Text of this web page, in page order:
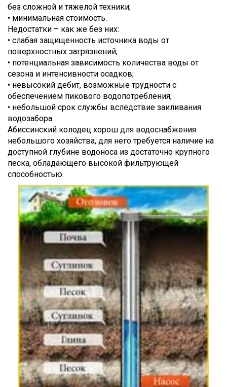
без сложной и тяжелой техники;
• минимальная стоимость.
Недостатки – как же без них:
• слабая защищенность источника воды от
поверхностных загрязнений;
• потенциальная зависимость количества воды от
сезона и интенсивности осадков;
• невысокий дебит, возможные трудности с
обеспечением пикового водопотребления;
• небольшой срок службы вследствие заиливания
водозабора.
Абиссинский колодец хорош для водоснабжения
небольшого хозяйства, для него требуется наличие на
доступной глубине водоноса из достаточно крупного
песка, обладающего высокой фильтрующей
способностью.